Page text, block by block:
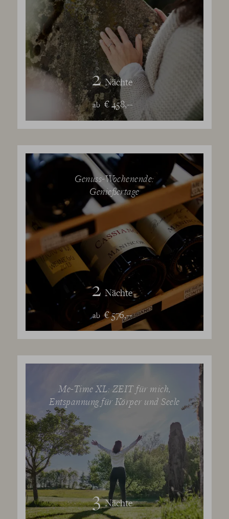
Me-Time XL: ZEIT für mich,
Entspannung für Körper und Seele
3 Nächte
2 Nächte
ab € 458,--
Genuss-Wochenende:
Genießertage
2 Nächte
ab € 576,--